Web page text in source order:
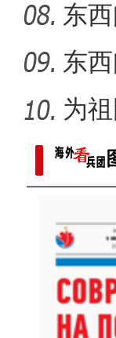
东
局？
东
千
为